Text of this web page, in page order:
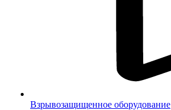
Взрывозащищенное оборудование